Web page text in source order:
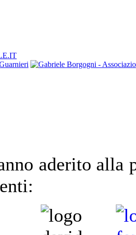
aderito alla